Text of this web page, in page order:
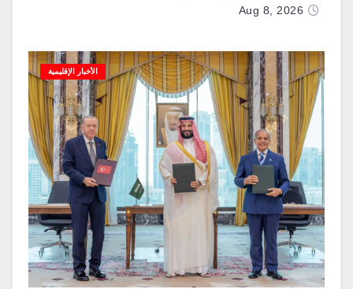
Aug 8, 2026
الأخبار الإقليمية